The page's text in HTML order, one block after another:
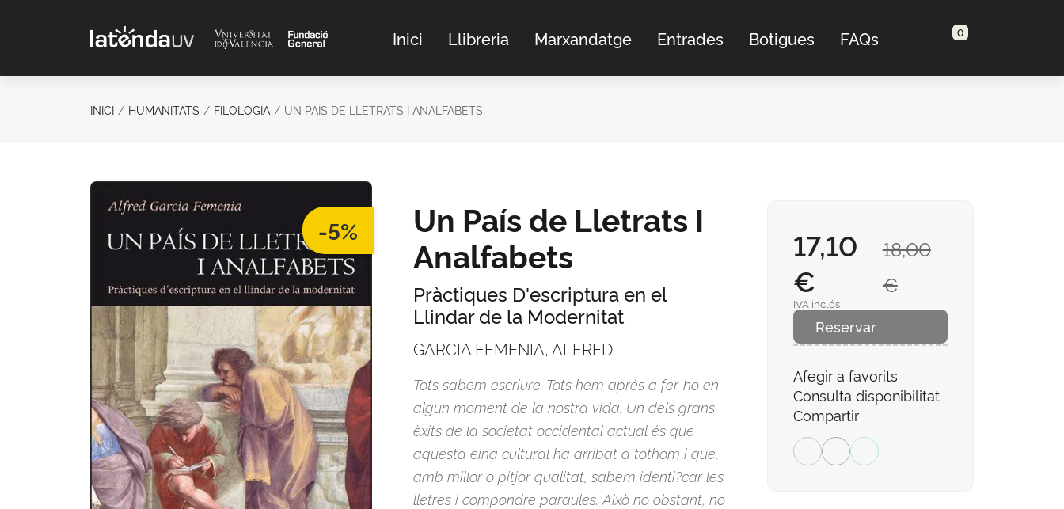
Inici Llibreria Marxandatge Entrades Botigues FAQs 0
INICI HUMANITATS FILOLOGIA UN PAÍS DE LLETRATS I ANALFABETS
-5%
Un País de Lletrats I
Analfabets
Pràctiques D'escriptura en el
Llindar de la Modernitat
GARCIA FEMENIA, ALFRED
Tots sabem escriure. Tots hem aprés a fer-ho en
algun moment de la nostra vida. Un dels grans
èxits de la societat occidental actual és que
aquesta eina cultural ha arribat a tothom i que,
amb millor o pitjor qualitat, sabem identi?car les
lletres i compondre paraules. Això no obstant, no
18,00
€
17,10
€
IVA inclós
Reservar
Afegir a favorits
Consulta disponibilitat
Compartir